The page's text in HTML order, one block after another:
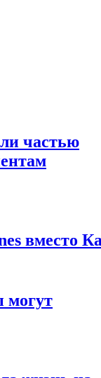
частью
вместо
могут